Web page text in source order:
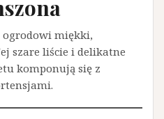
ogrodowi miękki,
szare liście i delikatne
komponują się z